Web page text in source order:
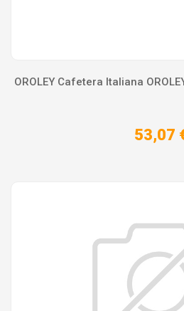
OROLEY Cafetera Italiana
53,07